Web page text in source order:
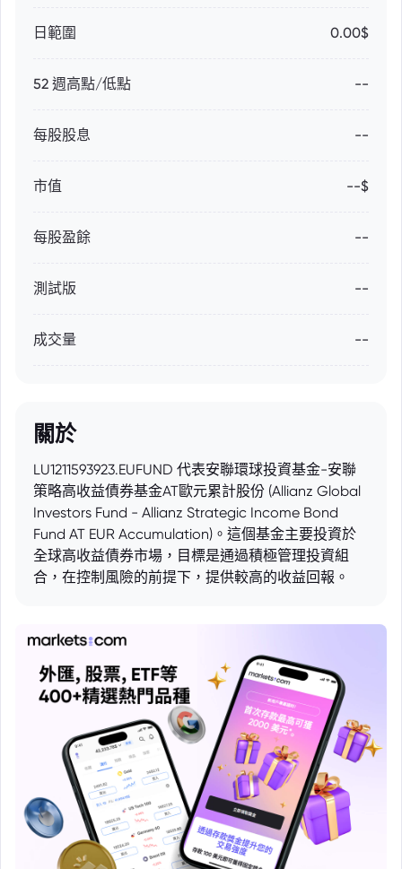
日範圍 0.00$
52 週高點/低點 --
每股股息 --
市值 --$
每股盈餘 --
測試版 --
成交量 --
關於
LU1211593923.EUFUND 代表安聯環球投資基金-安聯
策略高收益債券基金AT歐元累計股份 (Allianz Global
Investors Fund - Allianz Strategic Income Bond
Fund AT EUR Accumulation)。這個基金主要投資於
全球高收益債券市場，目標是通過積極管理投資組
合，在控制風險的前提下，提供較高的收益回報。